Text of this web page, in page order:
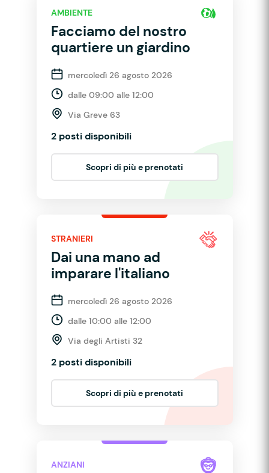
AMBIENTE
Facciamo del nostro
quartiere un giardino
mercoledì 26 agosto 2026
dalle 09:00 alle 12:00
Via Greve 63
2 posti disponibili
Scopri di più e prenotati
STRANIERI
Dai una mano ad
imparare l'italiano
mercoledì 26 agosto 2026
dalle 10:00 alle 12:00
Via degli Artisti 32
2 posti disponibili
Scopri di più e prenotati
ANZIANI